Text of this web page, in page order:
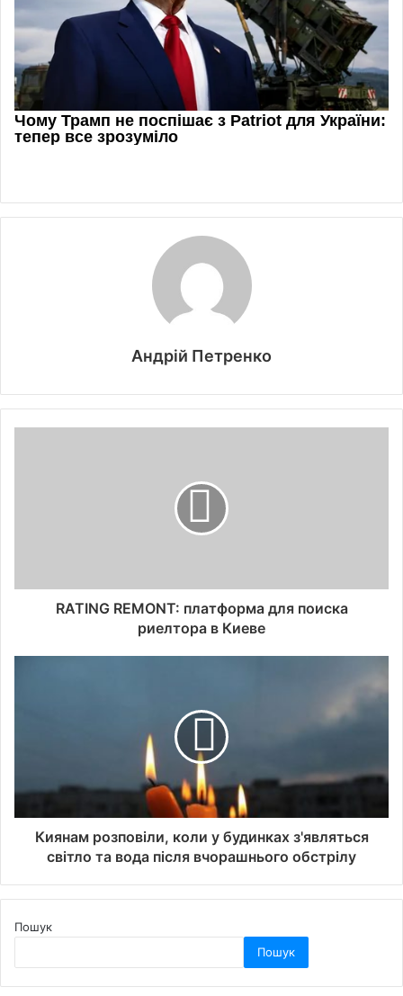
Андрій Петренко
RATING REMONT: платформа для поиска
риелтора в Киеве
Киянам розповіли, коли у будинках з'являться
світло та вода після вчорашнього обстрілу
Пошук
Пошук